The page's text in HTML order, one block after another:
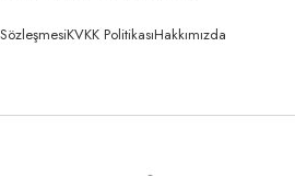
KVKK PolitikasıHakkımızda